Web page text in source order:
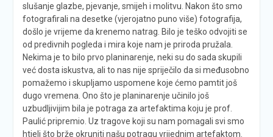
slušanje glazbe, pjevanje, smijeh i molitvu. Nakon što smo
fotografirali na desetke (vjerojatno puno više) fotografija,
došlo je vrijeme da krenemo natrag. Bilo je teško odvojiti se
od predivnih pogleda i mira koje nam je priroda pružala.
Nekima je to bilo prvo planinarenje, neki su do sada skupili
već dosta iskustva, ali to nas nije spriječilo da si međusobno
pomažemo i skupljamo uspomene koje ćemo pamtit još
dugo vremena. Ono što je planinarenje učinilo još
uzbudljivijim bila je potraga za artefaktima koju je prof.
Paulić pripremio. Uz tragove koji su nam pomagali svi smo
htjeli što brže okruniti našu potragu vrijednim artefaktom.